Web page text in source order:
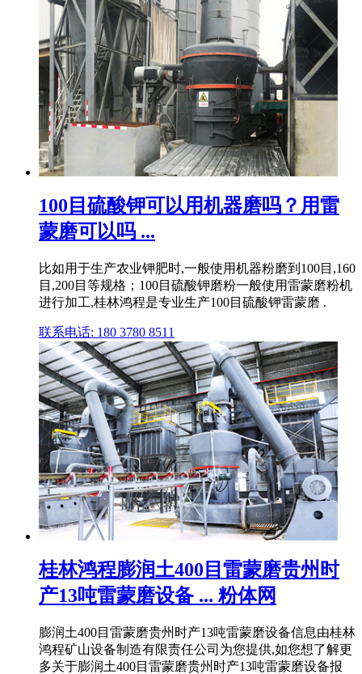
100目硫酸钾可以用机器磨吗？用雷
蒙磨可以吗 ...
比如用于生产农业钾肥时,一般使用机器粉磨到100目,160
目,200目等规格；100目硫酸钾磨粉一般使用雷蒙磨粉机
进行加工,桂林鸿程是专业生产100目硫酸钾雷蒙磨 .
联系电话: 180 3780 8511
桂林鸿程膨润土400目雷蒙磨贵州时
产13吨雷蒙磨设备 ... 粉体网
膨润土400目雷蒙磨贵州时产13吨雷蒙磨设备信息由桂林
鸿程矿山设备制造有限责任公司为您提供,如您想了解更
多关于膨润土400目雷蒙磨贵州时产13吨雷蒙磨设备报